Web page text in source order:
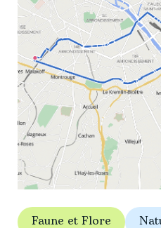
Faune et Flore